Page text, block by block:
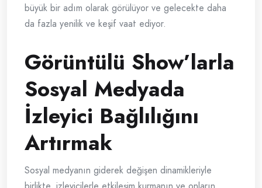
büyük bir adım olarak görülüyor ve gelecekte daha
da fazla yenilik ve keşif vaat ediyor.
Görüntülü Show’larla
Sosyal Medyada
İzleyici Bağlılığını
Artırmak
Sosyal medyanın giderek değişen dinamikleriyle